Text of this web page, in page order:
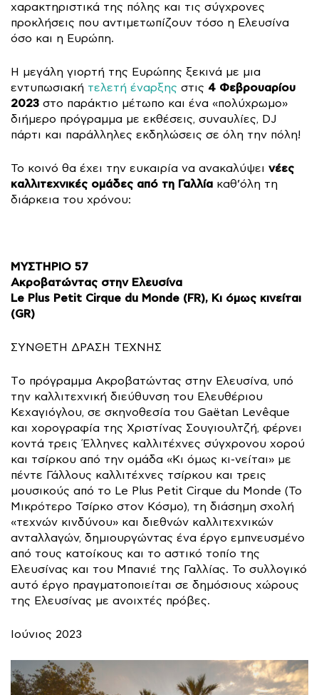
χαρακτηριστικά της πόλης και τις σύγχρονες
προκλήσεις που αντιμετωπίζουν τόσο η Ελευσίνα
όσο και η Ευρώπη.
Η μεγάλη γιορτή της Ευρώπης ξεκινά με μια
εντυπωσιακή τελετή έναρξης στις 4 Φεβρουαρίου
2023 στο παράκτιο μέτωπο και ένα «πολύχρωμο»
διήμερο πρόγραμμα με εκθέσεις, συναυλίες, DJ
πάρτι και παράλληλες εκδηλώσεις σε όλη την πόλη!
Το κοινό θα έχει την ευκαιρία να ανακαλύψει νέες
καλλιτεχνικές ομάδες από τη Γαλλία καθ’όλη τη
διάρκεια του χρόνου:
ΜΥΣΤΗΡΙΟ 57
Ακροβατώντας στην Ελευσίνα
Le Plus Petit Cirque du Monde (FR), Κι όμως κινείται
(GR)
ΣΥΝΘΕΤΗ ΔΡΑΣΗ ΤΕΧΝΗΣ
Tο πρόγραμμα Ακροβατώντας στην Ελευσίνα, υπό
την καλλιτεχνική διεύθυνση του Ελευθέριου
Κεχαγιόγλου, σε σκηνοθεσία του Gaëtan Levêque
και χορογραφία της Χριστίνας Σουγιουλτζή, φέρνει
κοντά τρεις Έλληνες καλλιτέχνες σύγχρονου χορού
και τσίρκου από την ομάδα «Κι όμως κι-νείται» με
πέντε Γάλλους καλλιτέχνες τσίρκου και τρεις
μουσικούς από το Le Plus Petit Cirque du Monde (Το
Μικρότερο Τσίρκο στον Κόσμο), τη διάσημη σχολή
«τεχνών κινδύνου» και διεθνών καλλιτεχνικών
ανταλλαγών, δημιουργώντας ένα έργο εμπνευσμένο
από τους κατοίκους και το αστικό τοπίο της
Ελευσίνας και του Μπανιέ της Γαλλίας. Το συλλογικό
αυτό έργο πραγματοποιείται σε δημόσιους χώρους
της Ελευσίνας με ανοιχτές πρόβες.
Ιούνιος 2023